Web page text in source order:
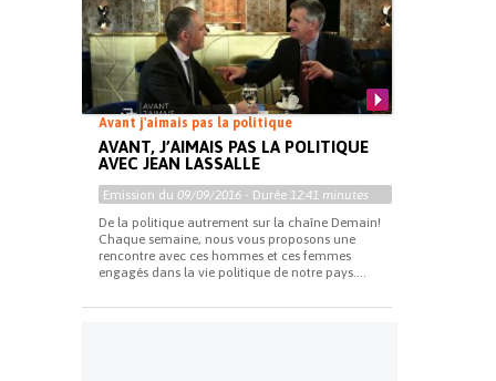
Avant j'aimais pas la politique
AVANT, J’AIMAIS PAS LA POLITIQUE
AVEC JEAN LASSALLE
Emission du 09/09/2016 - Durée 12:41 minutes
De la politique autrement sur la chaîne Demain!
Chaque semaine, nous vous proposons une
rencontre avec ces hommes et ces femmes
engagés dans la vie politique de notre pays....